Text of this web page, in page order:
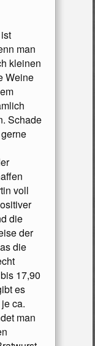
man
kleinen
Weine
Schade
voll
die
der
die
17,90
es
ca.
man